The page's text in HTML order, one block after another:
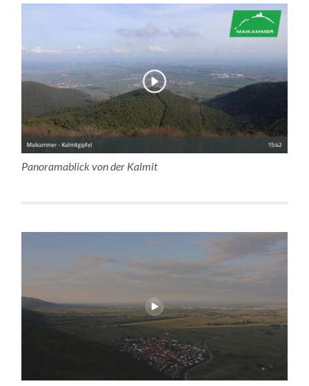
Panoramablick von der Kalmit